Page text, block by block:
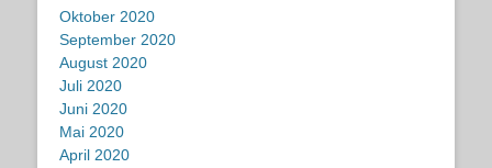
Oktober 2020
September 2020
August 2020
Juli 2020
Juni 2020
Mai 2020
April 2020